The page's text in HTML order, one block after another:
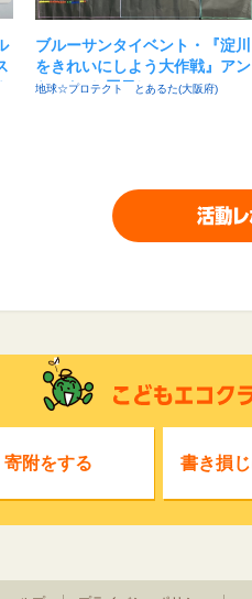
ブルーサンタイベント・『淀川
をきれいにしよう大作戦』アン
ケート（4回目）
地球☆プロテクト とあるた(大阪府)
寄附をする 書き損